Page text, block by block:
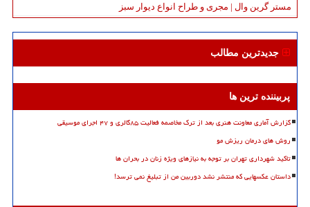
مستر گرین وال | مجری و طراح انواع دیوار سبز
جدیدترین مطالب
پربیننده ترین ها
گزارش آماری معاونت هنری بعد از ترک مخاصمه فعالیت ۸۵گالری و ۴۷ اجرای موسیقی
روش های درمان ریزش مو
تاکید شهرداری تهران بر توجه به نیازهای ویژه زنان در بحران ها
داستان عکسهایی که منتشر نشد دوربین من از تبلیغ نمی ترسد!